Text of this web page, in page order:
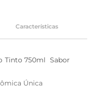
Características
Tinto 750ml  Sabor
Única